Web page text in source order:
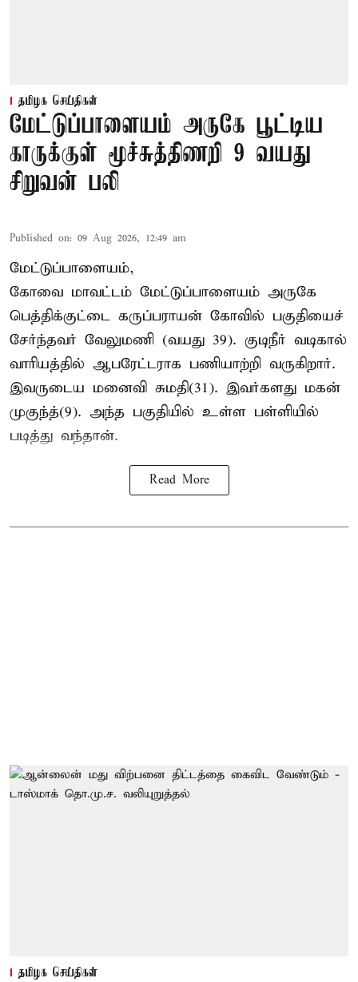
தமிழக செய்திகள்
மேட்டுப்பாளையம் அருகே பூட்டிய
காருக்குள் மூச்சுத்திணறி 9 வயது
சிறுவன் பலி
Published on: 09 Aug 2026, 12:49 am
மேட்டுப்பாளையம்,
கோவை மாவட்டம் மேட்டுப்பாளையம் அருகே
பெத்திக்குட்டை கருப்பராயன் கோவில் பகுதியைச்
சேர்ந்தவர் வேலுமணி (வயது 39). குடிநீர் வடிகால்
வாரியத்தில் ஆபரேட்டராக பணியாற்றி வருகிறார்.
இவருடைய மனைவி சுமதி(31). இவர்களது மகன்
முகுந்த்(9). அந்த பகுதியில் உள்ள பள்ளியில்
படித்து வந்தான்.
Read More
தமிழக செய்திகள்